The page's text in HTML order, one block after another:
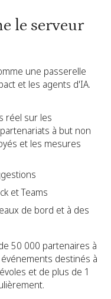
le serveur
une passerelle
et les agents d'IA.
réel sur les
à but non
et les mesures
et Teams
de bord et à des
50 000 partenaires à
destinés à
et de plus de 1